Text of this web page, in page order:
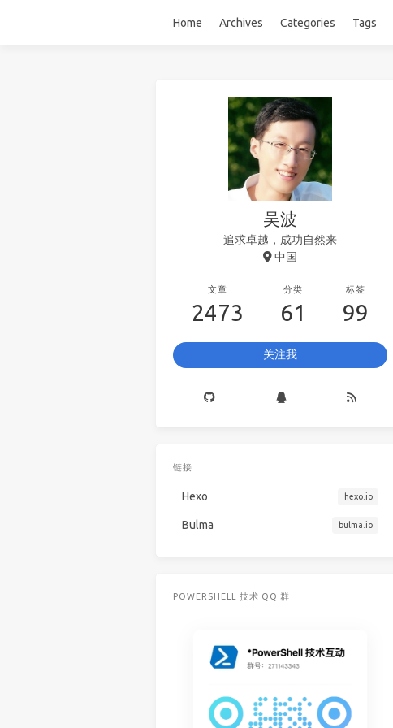
Home Archives Categories Tags
吴波
追求卓越，成功自然来
中国
文章
2473
分类
61
标签
99
关注我
链接
Hexo hexo.io
Bulma bulma.io
POWERSHELL 技术 QQ 群